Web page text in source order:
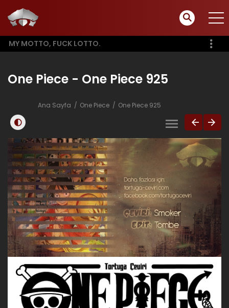
MY MOTTO, FUCK LOTTO.
One Piece - One Piece 925
Ana Sayfa One Piece One Piece 925